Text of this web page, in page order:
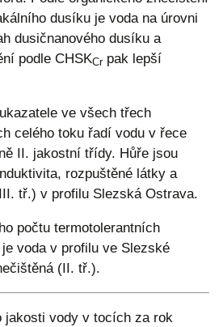
dusíku je voda na úrovni
dusičnanového dusíku a
podle CHSKCrpak lepší
ve všech třech
celého toku řadí vodu v řece
II. jakostní třídy. Hůře jsou
rozpuštěné látky a
tř.) v profilu Slezská Ostrava.
počtu termotolerantních
voda v profilu ve Slezské
(II. tř.).
jakosti vody v tocích za rok